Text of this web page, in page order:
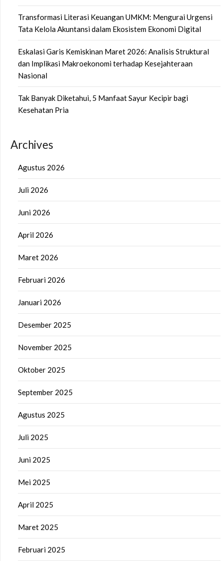
Transformasi Literasi Keuangan UMKM: Mengurai Urgensi
Tata Kelola Akuntansi dalam Ekosistem Ekonomi Digital
Eskalasi Garis Kemiskinan Maret 2026: Analisis Struktural
dan Implikasi Makroekonomi terhadap Kesejahteraan
Nasional
Tak Banyak Diketahui, 5 Manfaat Sayur Kecipir bagi
Kesehatan Pria
Archives
Agustus 2026
Juli 2026
Juni 2026
April 2026
Maret 2026
Februari 2026
Januari 2026
Desember 2025
November 2025
Oktober 2025
September 2025
Agustus 2025
Juli 2025
Juni 2025
Mei 2025
April 2025
Maret 2025
Februari 2025